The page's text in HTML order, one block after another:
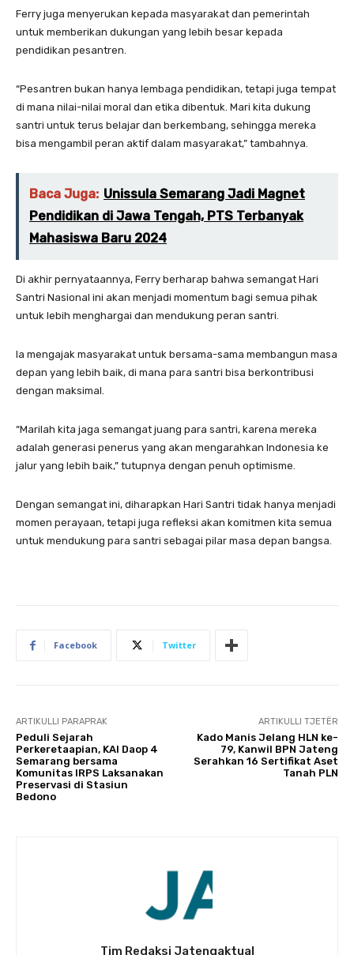
Ferry juga menyerukan kepada masyarakat dan pemerintah
untuk memberikan dukungan yang lebih besar kepada
pendidikan pesantren.
“Pesantren bukan hanya lembaga pendidikan, tetapi juga tempat
di mana nilai-nilai moral dan etika dibentuk. Mari kita dukung
santri untuk terus belajar dan berkembang, sehingga mereka
bisa mengambil peran aktif dalam masyarakat,” tambahnya.
Baca Juga: Unissula Semarang Jadi Magnet
Pendidikan di Jawa Tengah, PTS Terbanyak
Mahasiswa Baru 2024
Di akhir pernyataannya, Ferry berharap bahwa semangat Hari
Santri Nasional ini akan menjadi momentum bagi semua pihak
untuk lebih menghargai dan mendukung peran santri.
Ia mengajak masyarakat untuk bersama-sama membangun masa
depan yang lebih baik, di mana para santri bisa berkontribusi
dengan maksimal.
“Marilah kita jaga semangat juang para santri, karena mereka
adalah generasi penerus yang akan mengarahkan Indonesia ke
jalur yang lebih baik,” tutupnya dengan penuh optimisme.
Dengan semangat ini, diharapkan Hari Santri tidak hanya menjadi
momen perayaan, tetapi juga refleksi akan komitmen kita semua
untuk mendukung para santri sebagai pilar masa depan bangsa.
Facebook Twitter
ARTIKULLI PARAPRAK
Peduli Sejarah
Perkeretaapian, KAI Daop 4
Semarang bersama
Komunitas IRPS Laksanakan
Preservasi di Stasiun
Bedono
ARTIKULLI TJETËR
Kado Manis Jelang HLN ke-
79, Kanwil BPN Jateng
Serahkan 16 Sertifikat Aset
Tanah PLN
Tim Redaksi Jatengaktual